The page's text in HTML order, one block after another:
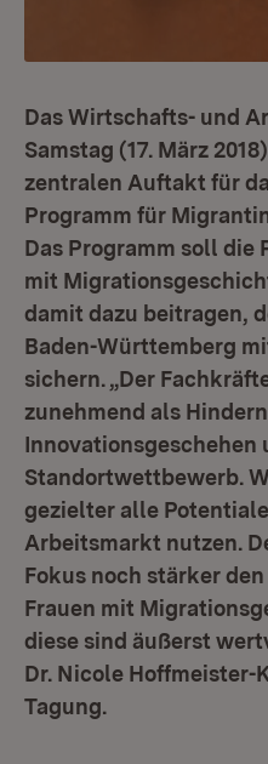
Das Wirtschafts- und
Samstag (17. März
zentralen Auftakt für
Programm für
Das Programm soll die
mit
damit dazu beitragen,
Baden-Württemberg
sichern. „Der
zunehmend als
Innovationsgeschehen
Standortwettbewerb.
gezielter alle
Arbeitsmarkt nutzen.
Fokus noch stärker
Frauen mit
diese sind äußerst
Dr. Nicole Hoffmeister-
Tagung.